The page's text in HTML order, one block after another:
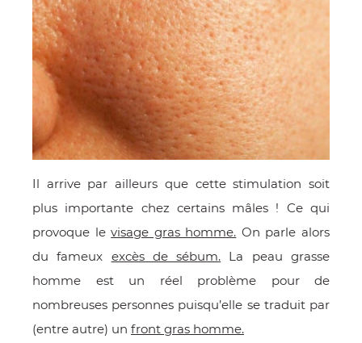
Il arrive par ailleurs que cette stimulation soit
plus importante chez certains mâles ! Ce qui
provoque le visage gras homme. On parle alors
du fameux excès de sébum. La peau grasse
homme est un réel problème pour de
nombreuses personnes puisqu’elle se traduit par
(entre autre) un front gras homme.